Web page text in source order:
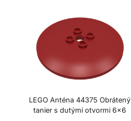
LEGO Anténa 44375 Obrátený
tanier s dutými otvormi 6×6